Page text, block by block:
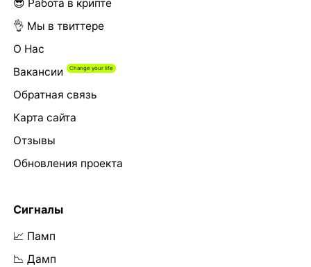
😎 Работа в крипте
👌 Мы в твиттере
О Нас
Вакансии
Обратная связь
Карта сайта
Отзывы
Обновления проекта
Сигналы
📈 Памп
📉 Дамп